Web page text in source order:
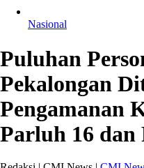
Nasional
Puluhan
Pekalongan
Pengamanan
Parluh 16 dan